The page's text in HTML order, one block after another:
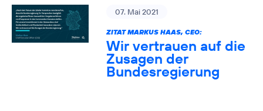
07. Mai 2021
ZITAT MARKUS HAAS, CEO:
Wir vertrauen auf die
Zusagen der
Bundesregierung